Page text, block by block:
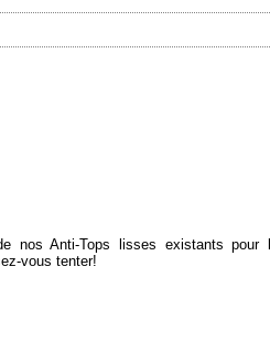
nos Anti-Tops lisses existants pour
vous tenter!